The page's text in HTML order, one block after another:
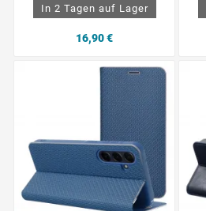
In 2 Tagen auf Lager
16,90 €